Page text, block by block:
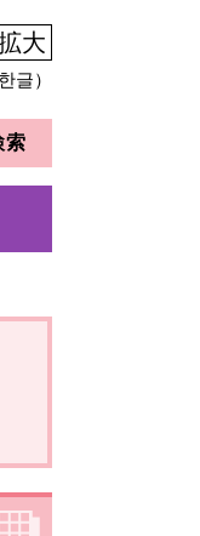
大
글）